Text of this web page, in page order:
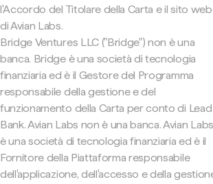
l'Accordo del Titolare della Carta e il sito web
di Avian Labs.
Bridge Ventures LLC ("Bridge") non è una
banca. Bridge è una società di tecnologia
finanziaria ed è il Gestore del Programma
responsabile della gestione e del
funzionamento della Carta per conto di Lead
Bank. Avian Labs non è una banca. Avian Labs
è una società di tecnologia finanziaria ed è il
Fornitore della Piattaforma responsabile
dell'applicazione, dell'accesso e della